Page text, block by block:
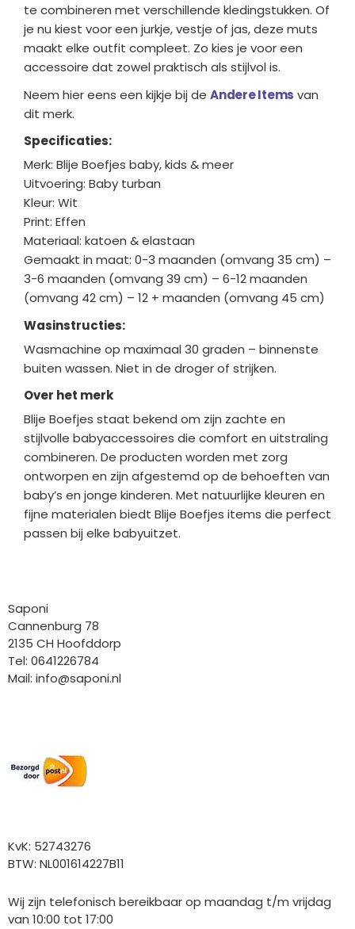
te combineren met verschillende kledingstukken. Of
je nu kiest voor een jurkje, vestje of jas, deze muts
maakt elke outfit compleet. Zo kies je voor een
accessoire dat zowel praktisch als stijlvol is.
Neem hier eens een kijkje bij de Andere Items van
dit merk.
Specificaties:
Merk: Blije Boefjes baby, kids & meer
Uitvoering: Baby turban
Kleur: Wit
Print: Effen
Materiaal: katoen & elastaan
Gemaakt in maat: 0-3 maanden (omvang 35 cm) –
3-6 maanden (omvang 39 cm) – 6-12 maanden
(omvang 42 cm) – 12 + maanden (omvang 45 cm)
Wasinstructies:
Wasmachine op maximaal 30 graden – binnenste
buiten wassen. Niet in de droger of strijken.
Over het merk
Blije Boefjes staat bekend om zijn zachte en
stijlvolle babyaccessoires die comfort en uitstraling
combineren. De producten worden met zorg
ontworpen en zijn afgestemd op de behoeften van
baby’s en jonge kinderen. Met natuurlijke kleuren en
fijne materialen biedt Blije Boefjes items die perfect
passen bij elke babyuitzet.
Saponi
Cannenburg 78
2135 CH Hoofddorp
Tel: 0641226784
Mail: info@saponi.nl
KvK: 52743276
BTW: NL001614227B11
Wij zijn telefonisch bereikbaar op maandag t/m vrijdag
van 10:00 tot 17:00